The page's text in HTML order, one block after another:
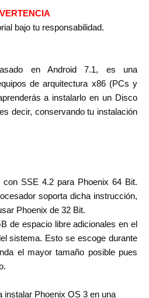
bajo tu responsabilidad.
en Android 7.1, es una
de arquitectura x86 (PCs y
a instalarlo en un Disco
decir, conservando tu instalación
SSE 4.2 para Phoenix 64 Bit.
soporta dicha instrucción,
Phoenix de 32 Bit.
de espacio libre adicionales en el
sistema. Esto se escoge durante
el mayor tamaño posible pues
instalar Phoenix OS 3 en una